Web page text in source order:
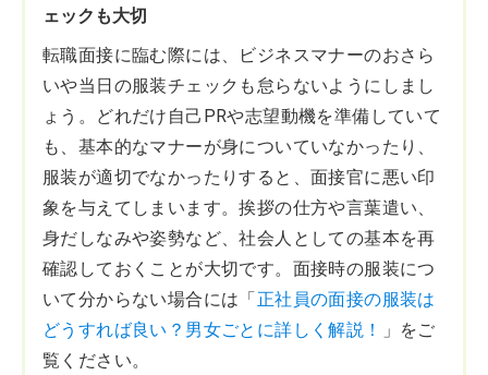
ェックも大切
転職面接に臨む際には、ビジネスマナーのおさら
いや当日の服装チェックも怠らないようにしまし
ょう。どれだけ自己PRや志望動機を準備していて
も、基本的なマナーが身についていなかったり、
服装が適切でなかったりすると、面接官に悪い印
象を与えてしまいます。挨拶の仕方や言葉遣い、
身だしなみや姿勢など、社会人としての基本を再
確認しておくことが大切です。面接時の服装につ
いて分からない場合には「正社員の面接の服装は
どうすれば良い？男女ごとに詳しく解説！
」をご
覧ください。